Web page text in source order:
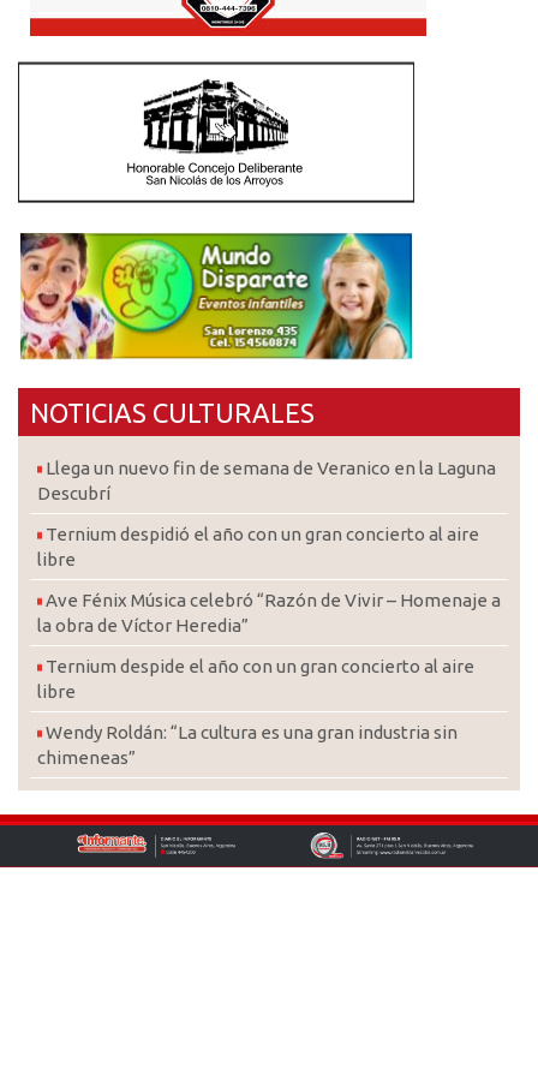
NOTICIAS CULTURALES
Llega un nuevo fin de semana de Veranico en la Laguna
Descubrí
Ternium despidió el año con un gran concierto al aire
libre
Ave Fénix Música celebró “Razón de Vivir – Homenaje a
la obra de Víctor Heredia”
Ternium despide el año con un gran concierto al aire
libre
Wendy Roldán: “La cultura es una gran industria sin
chimeneas”